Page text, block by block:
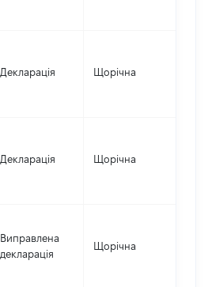
Декларація Щорічна
Декларація Щорічна
Виправлена
декларація
Щорічна